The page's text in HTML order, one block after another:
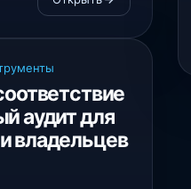
аудит для
владельцев